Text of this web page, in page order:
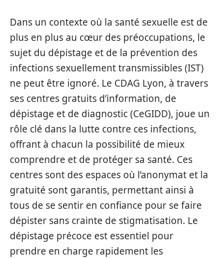
Dans un contexte où la santé sexuelle est de
plus en plus au cœur des préoccupations, le
sujet du dépistage et de la prévention des
infections sexuellement transmissibles (IST)
ne peut être ignoré. Le CDAG Lyon, à travers
ses centres gratuits d’information, de
dépistage et de diagnostic (CeGIDD), joue un
rôle clé dans la lutte contre ces infections,
offrant à chacun la possibilité de mieux
comprendre et de protéger sa santé. Ces
centres sont des espaces où l’anonymat et la
gratuité sont garantis, permettant ainsi à
tous de se sentir en confiance pour se faire
dépister sans crainte de stigmatisation. Le
dépistage précoce est essentiel pour
prendre en charge rapidement les